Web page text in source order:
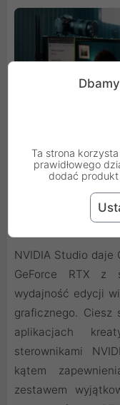
Twoja
NVIDIA Studio daje
GeForce RTX z
wydajność edycji
graficznego. Ciesz
aplikacjach
sterownikami
kątem
zestawem
Ta strona
prawidłowego
dodać